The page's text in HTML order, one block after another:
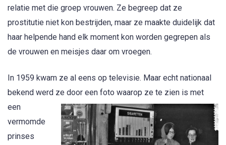
relatie met die groep vrouwen. Ze begreep dat ze
prostitutie niet kon bestrijden, maar ze maakte duidelijk dat
haar helpende hand elk moment kon worden gegrepen als
de vrouwen en meisjes daar om vroegen.
In 1959 kwam ze al eens op televisie. Maar echt nationaal
bekend werd ze door een foto waarop ze te zien is met
een
vermomde
prinses